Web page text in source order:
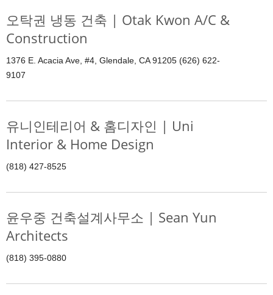
오탁권 냉동 건축 | Otak Kwon A/C &
Construction
1376 E. Acacia Ave, #4, Glendale, CA 91205 (626) 622-
9107
유니인테리어 & 홈디자인 | Uni
Interior & Home Design
(818) 427-8525
윤우중 건축설계사무소 | Sean Yun
Architects
(818) 395-0880